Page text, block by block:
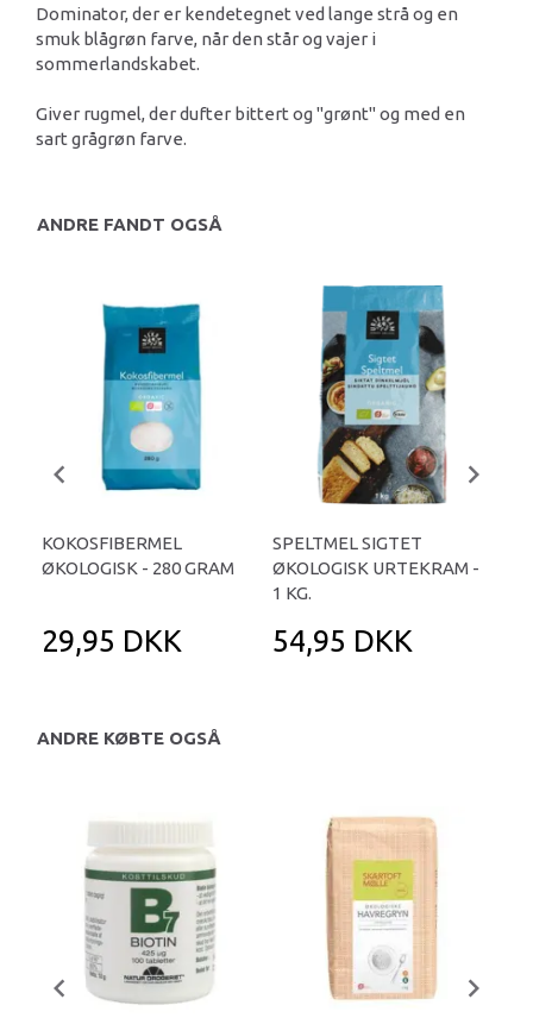
Dominator, der er kendetegnet ved lange strå og en
smuk blågrøn farve, når den står og vajer i
sommerlandskabet.
Giver rugmel, der dufter bittert og "grønt" og med en
sart grågrøn farve.
ANDRE FANDT OGSÅ
KOKOSFIBERMEL
ØKOLOGISK - 280 GRAM
29,95 DKK
SPELTMEL SIGTET
ØKOLOGISK URTEKRAM -
1 KG.
54,95 DKK
ANDRE KØBTE OGSÅ